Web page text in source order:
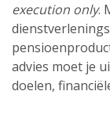
execution only.
advies moet je
doelen,